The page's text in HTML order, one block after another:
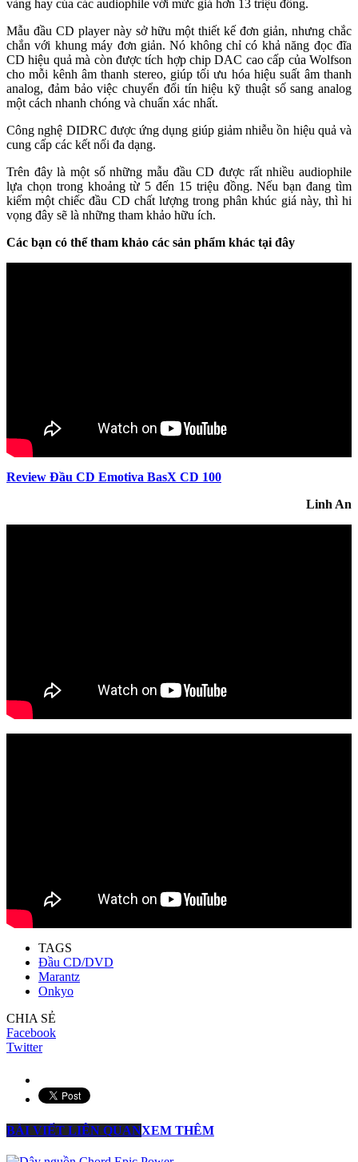
vàng hay của các audiophile với mức giá hơn 13 triệu đồng.
Mẫu đầu CD player này sở hữu một thiết kế đơn giản, nhưng chắc
chắn với khung máy đơn giản. Nó không chỉ có khả năng đọc đĩa
CD hiệu quả mà còn được tích hợp chip DAC cao cấp của Wolfson
cho mỗi kênh âm thanh stereo, giúp tối ưu hóa hiệu suất âm thanh
analog, đảm bảo việc chuyển đổi tín hiệu kỹ thuật số sang analog
một cách nhanh chóng và chuẩn xác nhất.
Công nghệ DIDRC được ứng dụng giúp giảm nhiễu ồn hiệu quả và
cung cấp các kết nối đa dạng.
Trên đây là một số những mẫu đầu CD được rất nhiều audiophile
lựa chọn trong khoảng từ 5 đến 15 triệu đồng. Nếu bạn đang tìm
kiếm một chiếc đầu CD chất lượng trong phân khúc giá này, thì hi
vọng đây sẽ là những tham khảo hữu ích.
Các bạn có thể tham khảo các sản phẩm khác tại đây
Review Đầu CD Emotiva BasX CD 100
Linh An
TAGS
Đầu CD/DVD
Marantz
Onkyo
CHIA SẺ
Facebook
Twitter
BÀI VIẾT LIÊN QUANXEM THÊM